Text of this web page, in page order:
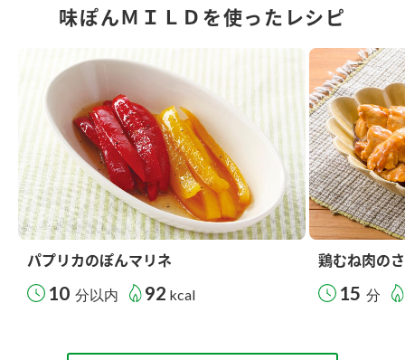
味ぽんＭＩＬＤを使ったレシピ
パプリカのぽんマリネ
10 分以内 92 kcal
鶏むね肉の
15 分